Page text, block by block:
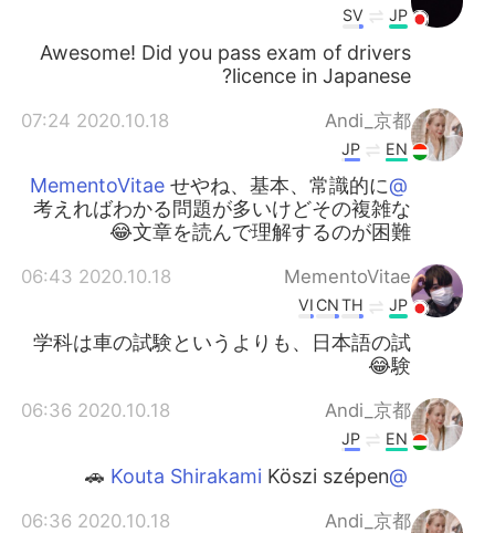
JP
SV
Awesome! Did you pass exam of drivers
licence in Japanese?
Andi_京都
2020.10.18 07:24
EN
JP
@MementoVitae
せやね、基本、常識的に
考えればわかる問題が多いけどその複雑な
文章を読んで理解するのが困難😂
MementoVitae
2020.10.18 06:43
JP
TH
CN
VI
学科は車の試験というよりも、日本語の試
験😂
Andi_京都
2020.10.18 06:36
EN
JP
@Kouta Shirakami
Köszi szépen 🚗
Andi_京都
2020.10.18 06:36